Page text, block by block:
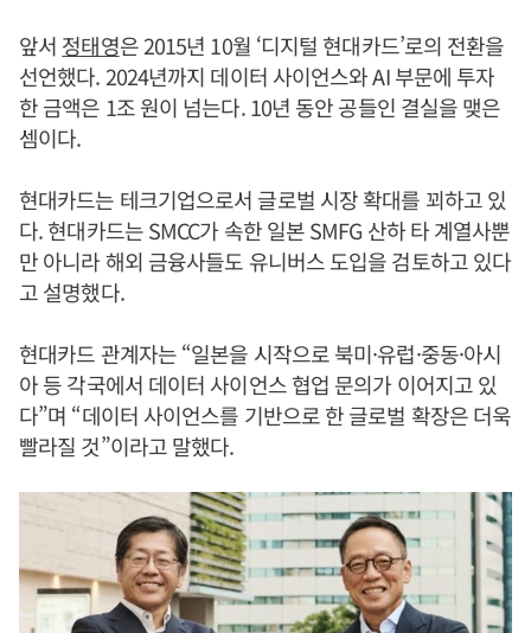
앞서 정태영은 2015년 10월 ‘디지털 현대카드’로의 전환을
선언했다. 2024년까지 데이터 사이언스와 AI 부문에 투자
한 금액은 1조 원이 넘는다. 10년 동안 공들인 결실을 맺은
셈이다.
현대카드는 테크기업으로서 글로벌 시장 확대를 꾀하고 있
다. 현대카드는 SMCC가 속한 일본 SMFG 산하 타 계열사뿐
만 아니라 해외 금융사들도 유니버스 도입을 검토하고 있다
고 설명했다.
현대카드 관계자는 “일본을 시작으로 북미·유럽·중동·아시
아 등 각국에서 데이터 사이언스 협업 문의가 이어지고 있
다”며 “데이터 사이언스를 기반으로 한 글로벌 확장은 더욱
빨라질 것”이라고 말했다.